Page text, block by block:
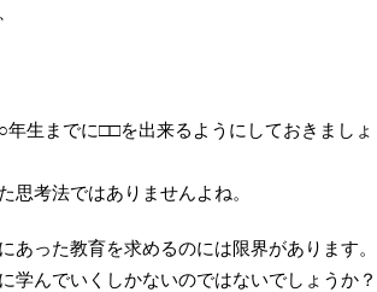
生までに□□を出来るようにしておきましょ
思考法ではありませんよね。
った教育を求めるのには限界があります。
学んでいくしかないのではないでしょうか？